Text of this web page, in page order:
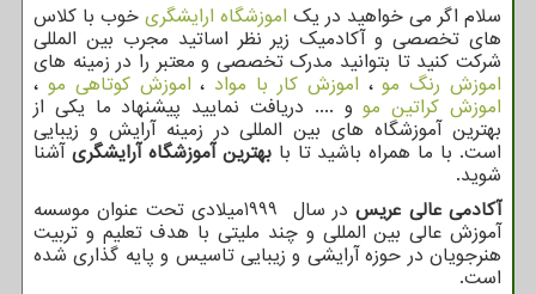
سلام اگر می خواهید در یک اموزشگاه ارایشگری خوب با کلاس
های تخصصی و آکادمیک زیر نظر اساتید مجرب بین المللی
شرکت کنید تا بتوانید مدرک تخصصی و معتبر را در زمینه های
اموزش رنگ مو، اموزش کار با مواد ، اموزش کوتاهی مو ،
اموزش کراتین موو .... دریافت نمایید پیشنهاد ما یکی از
بهترین آموزشگاه های بین المللی در زمینه آرایش و زیبایی
است. با ما همراه باشید تا بابهترین آموزشگاه آرایشگریآشنا
شوید.
آکادمی عالی عریسدر سال 1999میلادی تحت عنوان موسسه
آموزش عالی بین المللی و چند ملیتی با هدف تعلیم و تربیت
هنرجویان در حوزه آرایشی و زیبایی تاسیس و پایه گذاری شده
است.